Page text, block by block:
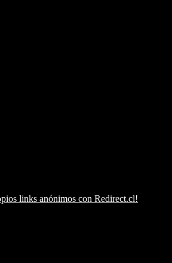
links anónimos con Redirect.cl!